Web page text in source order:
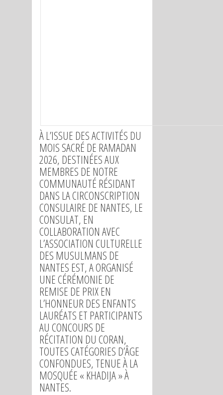
À L’ISSUE DES ACTIVITÉS DU
MOIS SACRÉ DE RAMADAN
2026, DESTINÉES AUX
MEMBRES DE NOTRE
COMMUNAUTÉ RÉSIDANT
DANS LA CIRCONSCRIPTION
CONSULAIRE DE NANTES, LE
CONSULAT, EN
COLLABORATION AVEC
L’ASSOCIATION CULTURELLE
DES MUSULMANS DE
NANTES EST, A ORGANISÉ
UNE CÉRÉMONIE DE
REMISE DE PRIX EN
L’HONNEUR DES ENFANTS
LAURÉATS ET PARTICIPANTS
AU CONCOURS DE
RÉCITATION DU CORAN,
TOUTES CATÉGORIES D’ÂGE
CONFONDUES, TENUE À LA
MOSQUÉE « KHADIJA » À
NANTES.